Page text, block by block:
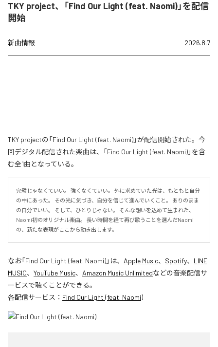
TKY project、「Find Our Light (feat. Naomi)」を配信
開始
新曲情報 2026.8.7
TKY projectの「Find Our Light (feat. Naomi)」が配信開始された。今
回デジタル配信された楽曲は、「Find Our Light (feat. Naomi)」を含
む全1曲となっている。
完璧じゃなくていい。 強くなくていい。 外に求めていた光は、もともと自分
の中にあった。 その光に気づき、自分を信じて進んでいくこと。 ありのまま
の自分でいい。 そして、ひとりじゃない。 そんな想いを込めて生まれた、
Naomi初のオリジナル楽曲。 長い時間を経て再び歌うことを選んだNaomi
の、新たな表現がここから動き出します。
なお「Find Our Light (feat. Naomi)」は、 Apple Music、 Spotify、 LINE
MUSIC、 YouTube Music、 Amazon Music Unlimitedなどの音楽配信サ
ービスで聴くことができる。
各配信サービス： Find Our Light (feat. Naomi)